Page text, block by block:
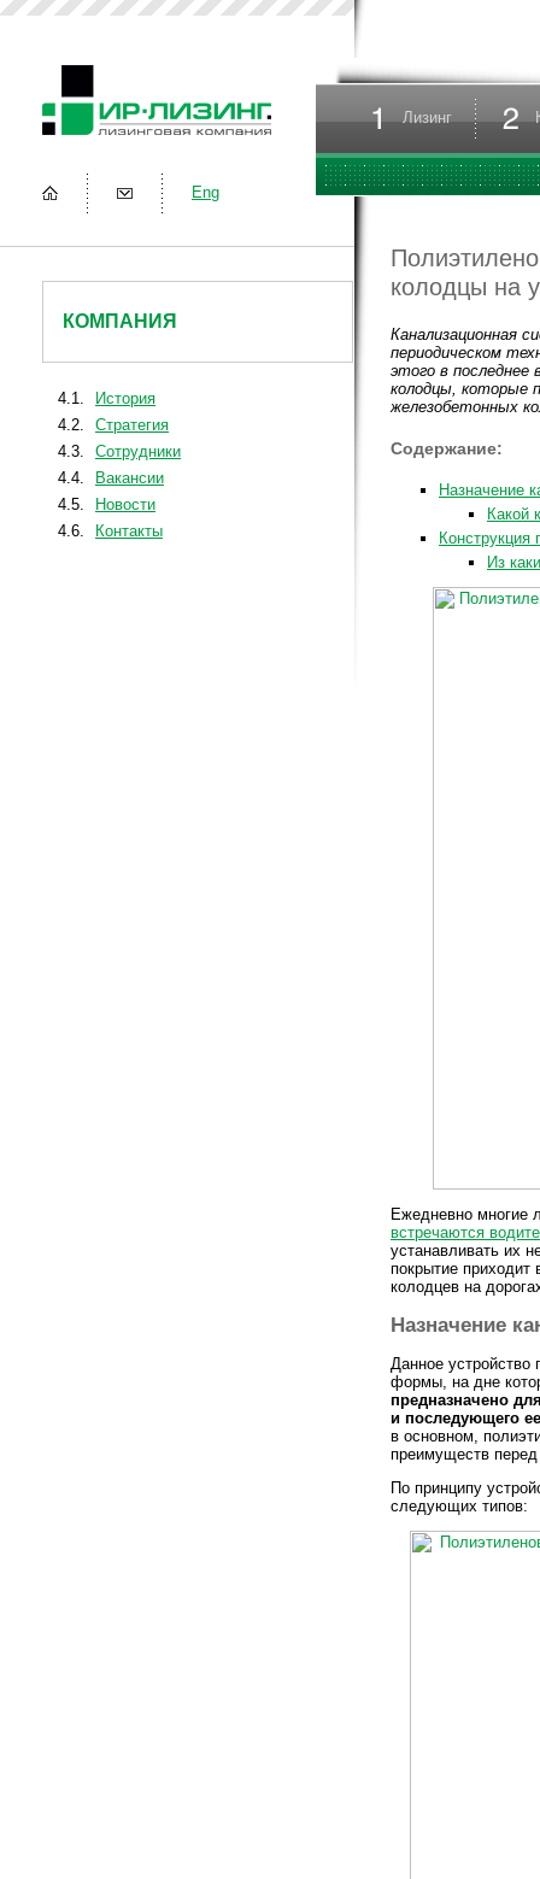
Eng
КОМПАНИЯ
4.1.
История
4.2.
Стратегия
4.3.
Сотрудники
4.4.
Вакансии
4.5.
Новости
4.6.
Контакты
Лизинг
колодцы на
Канализационная
периодическом
этого в последнее
колодцы, которые
железобетонных
Содержание:
Назначение
Какой
Конструкция
Из
Ежедневно многие
встречаются
устанавливать их
покрытие приходит
колодцев на
Назначение
Данное устройство
формы, на дне
предназначено
и последующего
в основном,
преимуществ
По принципу
следующих типов: